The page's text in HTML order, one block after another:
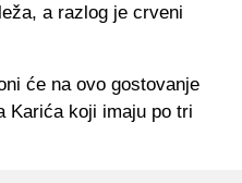
a razlog je crveni
će na ovo gostovanje
Karića koji imaju po tri